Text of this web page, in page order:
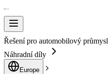
Řešení pro automobilový průmysl
Náhradní díly
Europe